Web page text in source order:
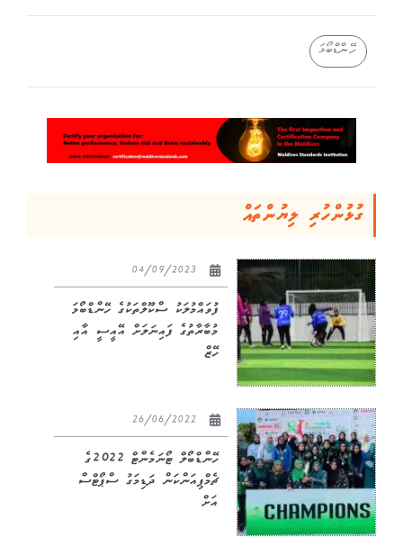
ހޭންޑްބޯޅަ
ގުޅުންހުރި ލިޔުންތައް
ފުވައްމުލަކު ސްކޫލްތަކުގެ ހޭންޑްބޯޅަ
މުބާރާތުގެ ފައިނަލަށް އޭއީސީ އާއި
ހޭޒް
ހޭންޑްބޯލް ޓޯނަމެންޓް 2022ގެ
ޗެމްޕިއަންކަން ދަޑިމަގު ސްޕޯޓްސް
އަށް